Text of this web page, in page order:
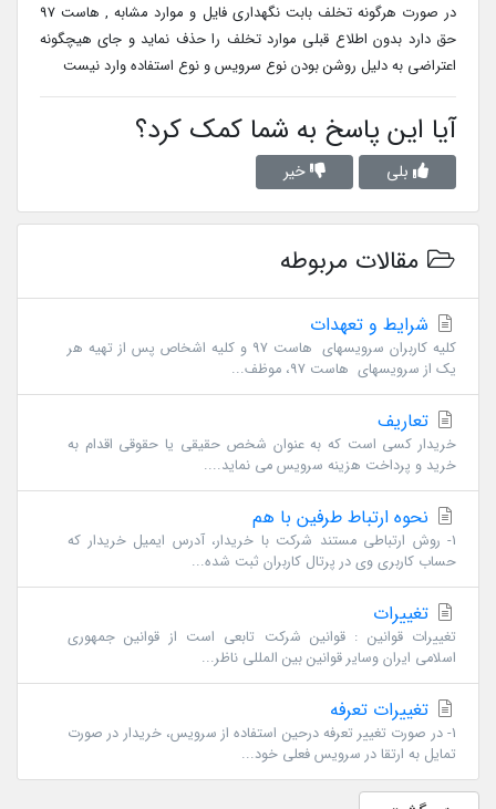
در صورت هرگونه تخلف بابت نگهداری فایل و موارد مشابه , هاست 97
حق دارد بدون اطلاع قبلی موارد تخلف را حذف نماید و جای هیچگونه
اعتراضی به دلیل روشن بودن نوع سرویس و نوع استفاده وارد نیست
آیا این پاسخ به شما کمک کرد؟
مقالات مربوطه
شرایط و تعهدات
کلیه کاربران سرویسهای هاست 97 و کلیه اشخاص پس از تهیه هر
یک از سرویسهای هاست 97، موظف...
تعاریف
خریدار کسی است که به عنوان شخص حقیقی یا حقوقی اقدام به
خرید و پرداخت هزینه سرویس می نماید....
نحوه ارتباط طرفین با هم
1- روش ارتباطی مستند شرکت با خریدار، آدرس ایمیل خریدار که
حساب کاربری وی در پرتال کاربران ثبت شده...
تغییرات
تغییرات قوانین : قوانین شرکت تابعی است از قوانین جمهوری
اسلامی ایران وسایر قوانین بین المللی ناظر...
تغییرات تعرفه
1- در صورت تغییر تعرفه درحین استفاده از سرویس، خریدار در صورت
تمایل به ارتقا در سرویس فعلی خود...